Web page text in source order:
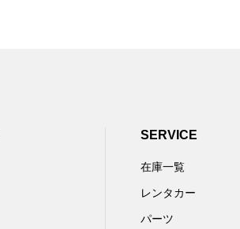
SERVICE
在庫一覧
レンタカー
パーツ